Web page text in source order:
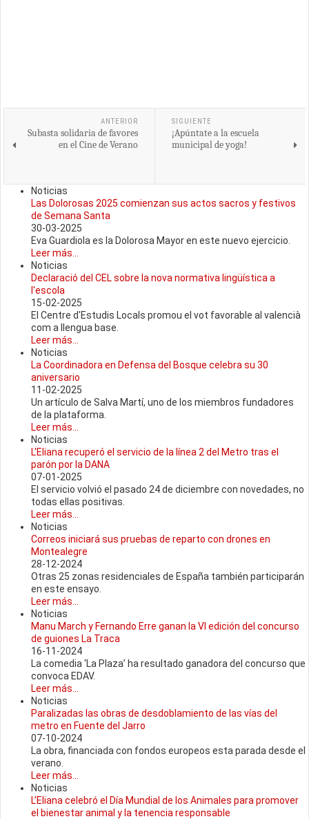
ANTERIOR
Subasta solidaria de favores
en el Cine de Verano
SIGUIENTE
¡Apúntate a la escuela
municipal de yoga!
Noticias
Las Dolorosas 2025 comienzan sus actos sacros y festivos
de Semana Santa
30-03-2025
Eva Guardiola es la Dolorosa Mayor en este nuevo ejercicio.
Leer más...
Noticias
Declaració del CEL sobre la nova normativa lingüística a
l'escola
15-02-2025
El Centre d'Estudis Locals promou el vot favorable al valencià
com a llengua base.
Leer más...
Noticias
La Coordinadora en Defensa del Bosque celebra su 30
aniversario
11-02-2025
Un artículo de Salva Martí, uno de los miembros fundadores
de la plataforma.
Leer más...
Noticias
L'Eliana recuperó el servicio de la línea 2 del Metro tras el
parón por la DANA
07-01-2025
El servicio volvió el pasado 24 de diciembre con novedades, no
todas ellas positivas.
Leer más...
Noticias
Correos iniciará sus pruebas de reparto con drones en
Montealegre
28-12-2024
Otras 25 zonas residenciales de España también participarán
en este ensayo.
Leer más...
Noticias
Manu March y Fernando Erre ganan la VI edición del concurso
de guiones La Traca
16-11-2024
La comedia ‘La Plaza’ ha resultado ganadora del concurso que
convoca EDAV.
Leer más...
Noticias
Paralizadas las obras de desdoblamiento de las vías del
metro en Fuente del Jarro
07-10-2024
La obra, financiada con fondos europeos esta parada desde el
verano.
Leer más...
Noticias
L’Eliana celebró el Día Mundial de los Animales para promover
el bienestar animal y la tenencia responsable